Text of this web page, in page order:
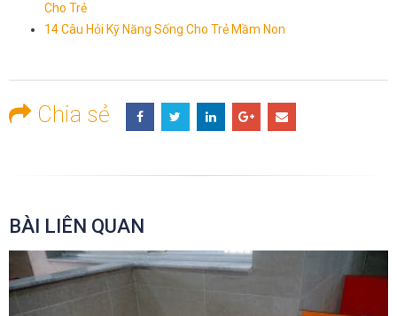
Cho Trẻ
14 Câu Hỏi Kỹ Năng Sống Cho Trẻ Mầm Non
Chia sẻ
BÀI LIÊN QUAN